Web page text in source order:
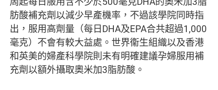
肪酸補充劑以減少早產機率，不過該學院同時指
出，服用高劑量（每日DHA及EPA合共超過1,000
毫克）不會有較大益處。世界衞生組織以及香港
和英美的婦產科學院則未有明確建議孕婦服用補
充劑以額外攝取奧米加3脂肪酸。